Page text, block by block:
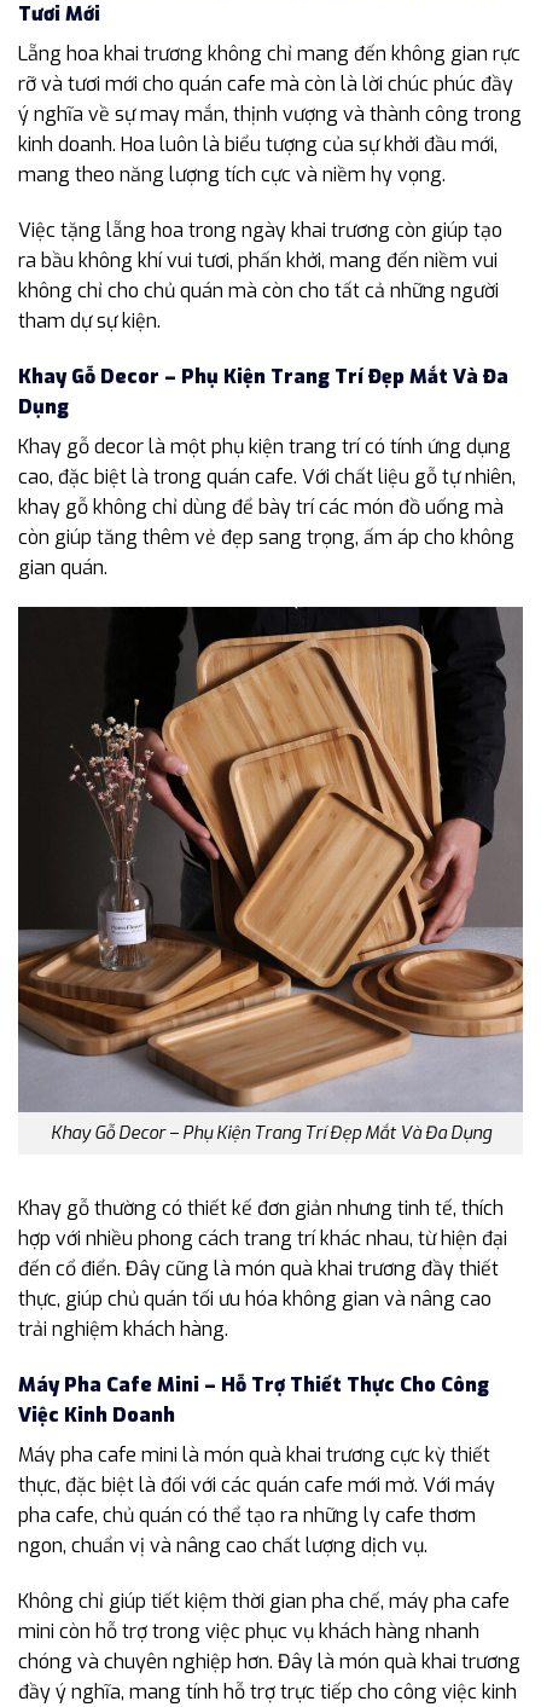
Tươi Mới
Lẵng hoa khai trương không chỉ mang đến không gian rực
rỡ và tươi mới cho quán cafe mà còn là lời chúc phúc đầy
ý nghĩa về sự may mắn, thịnh vượng và thành công trong
kinh doanh. Hoa luôn là biểu tượng của sự khởi đầu mới,
mang theo năng lượng tích cực và niềm hy vọng.
Việc tặng lẵng hoa trong ngày khai trương còn giúp tạo
ra bầu không khí vui tươi, phấn khởi, mang đến niềm vui
không chỉ cho chủ quán mà còn cho tất cả những người
tham dự sự kiện.
Khay Gỗ Decor – Phụ Kiện Trang Trí Đẹp Mắt Và Đa
Dụng
Khay gỗ decor là một phụ kiện trang trí có tính ứng dụng
cao, đặc biệt là trong quán cafe. Với chất liệu gỗ tự nhiên,
khay gỗ không chỉ dùng để bày trí các món đồ uống mà
còn giúp tăng thêm vẻ đẹp sang trọng, ấm áp cho không
gian quán.
Khay Gỗ Decor – Phụ Kiện Trang Trí Đẹp Mắt Và Đa Dụng
Khay gỗ thường có thiết kế đơn giản nhưng tinh tế, thích
hợp với nhiều phong cách trang trí khác nhau, từ hiện đại
đến cổ điển. Đây cũng là món quà khai trương đầy thiết
thực, giúp chủ quán tối ưu hóa không gian và nâng cao
trải nghiệm khách hàng.
Máy Pha Cafe Mini – Hỗ Trợ Thiết Thực Cho Công
Việc Kinh Doanh
Máy pha cafe mini là món quà khai trương cực kỳ thiết
thực, đặc biệt là đối với các quán cafe mới mở. Với máy
pha cafe, chủ quán có thể tạo ra những ly cafe thơm
ngon, chuẩn vị và nâng cao chất lượng dịch vụ.
Không chỉ giúp tiết kiệm thời gian pha chế, máy pha cafe
mini còn hỗ trợ trong việc phục vụ khách hàng nhanh
chóng và chuyên nghiệp hơn. Đây là món quà khai trương
đầy ý nghĩa, mang tính hỗ trợ trực tiếp cho công việc kinh